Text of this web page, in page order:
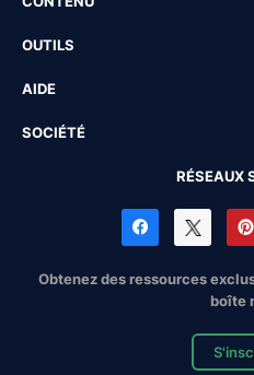
OUTILS
AIDE
SOCIÉTÉ
RÉSEAUX
Obtenez des ressources
boîte